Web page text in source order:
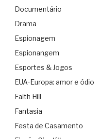
Documentário
Drama
Espionagem
Espionangem
Esportes & Jogos
EUA-Europa: amor e ódio
Faith Hill
Fantasia
Festa de Casamento